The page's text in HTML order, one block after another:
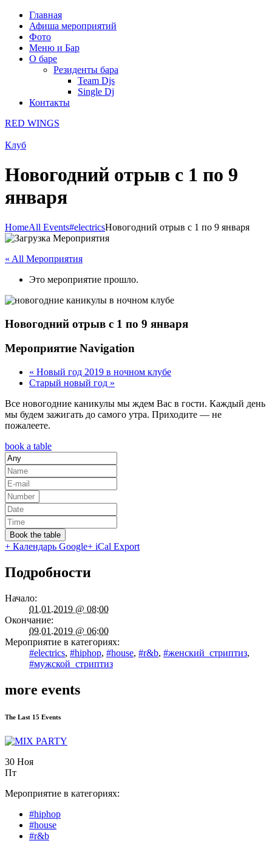
Главная
Афиша мероприятий
Фото
Меню и Бар
О баре
Резиденты бара
Team Djs
Single Dj
Контакты
RED WINGS
Клуб
Новогодний отрыв с 1 по 9
января
HomeAll Events#electricsНовогодний отрыв с 1 по 9 января
« All Мероприятия
Это мероприятие прошло.
Новогодний отрыв с 1 по 9 января
Мероприятие Navigation
« Новый год 2019 в ночном клубе
Старый новый год »
Все новогодние каникулы мы ждем Вас в гости. Каждый день
мы будем зажигать до самого утра. Приходите — не
пожалеете.
book a table
Book the table
+ Календарь Google+ iCal Export
Подробности
Начало:
01.01.2019 @ 08:00
Окончание:
09.01.2019 @ 06:00
Мероприятие в категориях:
#electrics, #hiphop, #house, #r&b, #женский_стриптиз,
#мужской_стриптиз
more events
The Last 15 Events
30 Ноя
Пт
Мероприятие в категориях:
#hiphop
#house
#r&b